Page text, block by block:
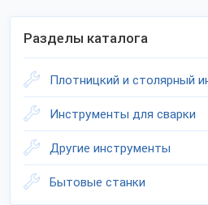
Разделы каталога
Плотницкий и столярный
Инструменты для сварки
Другие инструменты
Бытовые станки